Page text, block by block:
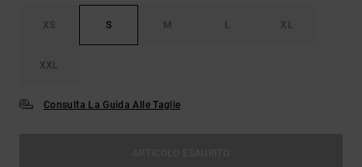
XS S M L XL
XXL
Consulta La Guida Alle Taglie